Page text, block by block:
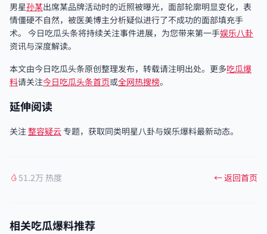
男星孙某出席某品牌活动时的近照被曝光，面部轮廓明显变化，表
情僵硬不自然，被医美博主分析疑似进行了不成功的面部填充手
术。 今日吃瓜头条将持续关注事件进展，为您带来第一手娱乐八卦
资讯与深度解读。
本文由今日吃瓜头条原创整理发布，转载请注明出处。更多吃瓜爆
料请关注今日吃瓜头条首页或全网热搜榜。
延伸阅读
关注整容疑云 专题，获取同类明星八卦与娱乐爆料最新动态。
51.2万 热度 ← 返回首页
相关吃瓜爆料推荐